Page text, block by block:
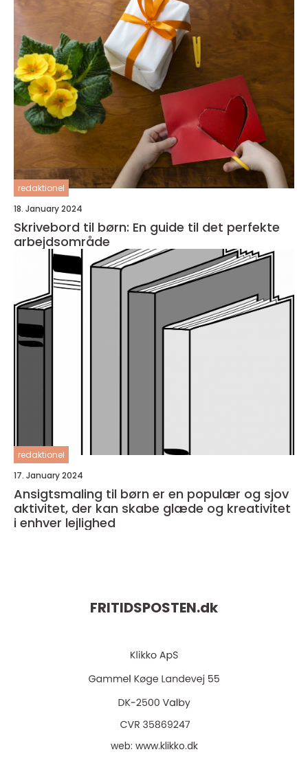
redaktionel
18. January 2024
Skrivebord til børn: En guide til det perfekte
arbejdsområde
redaktionel
17. January 2024
Ansigtsmaling til børn er en populær og sjov
aktivitet, der kan skabe glæde og kreativitet
i enhver lejlighed
FRITIDSPOSTEN.dk
web: www.klikko.dk